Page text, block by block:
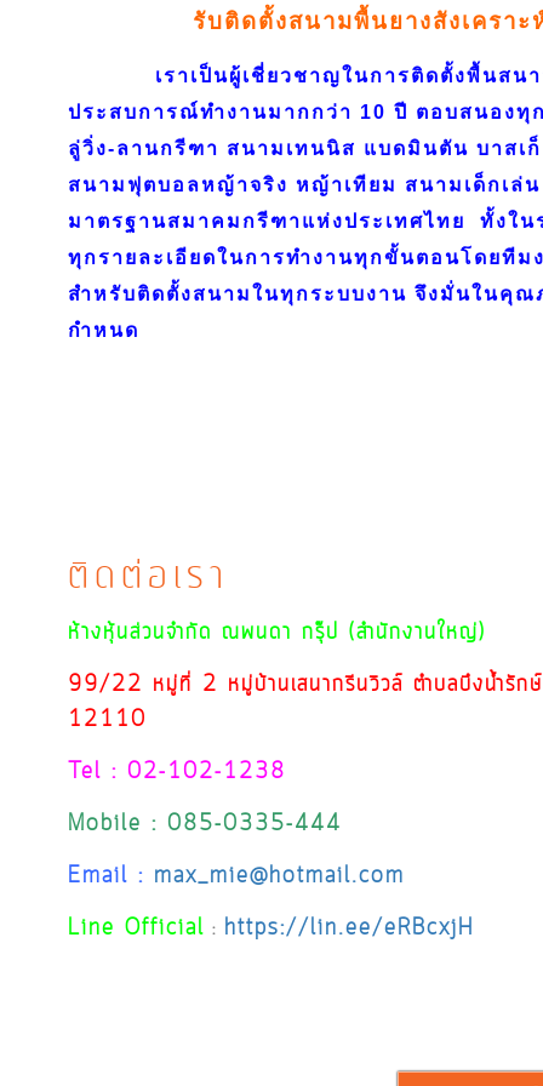
รับติดตั้งสนามพื้นยางสังเครา
เราเป็นผู้เชี่ยวชาญในการติดตั้งพื้นสนา
ประสบการณ์ทำงานมากกว่า 10 ปี ตอบสนองทุ
ลู่วิ่ง-ลานกรีฑา สนามเทนนิส แบดมินตัน บาสเ
สนามฟุตบอลหญ้าจริง หญ้าเทียม สนามเด็กเล่
มาตรฐานสมาคมกรีฑาแห่งประเทศไทย ทั้งใ
ทุกรายละเอียดในการทำงานทุกขั้นตอนโดยที
สำหรับติดตั้งสนามในทุกระบบงาน จึงมั่นในคุ
กำหนด
ติดต่อเรา
ห้างหุ้นส่วนจำกัด ณพนดา กรุ๊ป (สำนักงานใหญ่)
99/22 หมู่ที่ 2 หมู่บ้านเสนากรีนวิวล์ ตำบลบึงน้ำรัก
12110
Tel : 02-102-1238
Mobile : 085-0335-444
Email : max_mie@hotmail.com
Line Official : https://lin.ee/eRBcxjH